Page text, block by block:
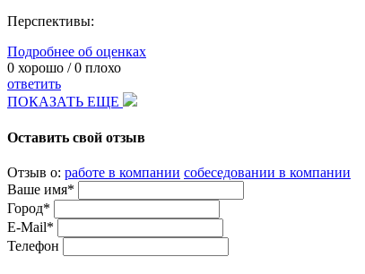
Перспективы:
Подробнее об оценках
0 хорошо /0 плохо
ответить
ПОКАЗАТЬ ЕЩЕ
Оставить свой отзыв
Отзыв о: работе в компании собеседовании в компании
Ваше имя*
Город*
E-Mail*
Телефон